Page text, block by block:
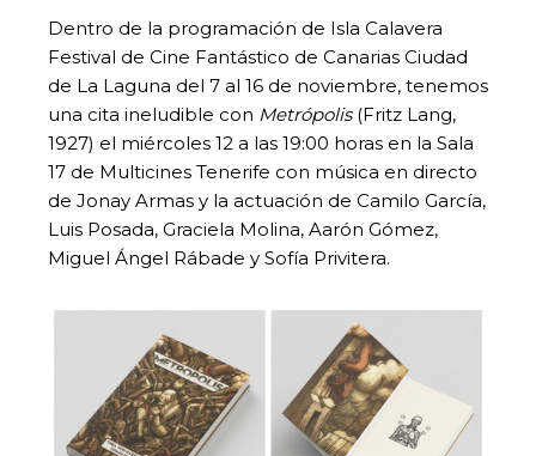
Dentro de la programación de Isla Calavera
Festival de Cine Fantástico de Canarias Ciudad
de La Laguna del 7 al 16 de noviembre, tenemos
una cita ineludible con Metrópolis(Fritz Lang,
1927) el miércoles 12 a las 19:00 horas en la Sala
17 de Multicines Tenerife con música en directo
de Jonay Armas y la actuación de Camilo García,
Luis Posada, Graciela Molina, Aarón Gómez,
Miguel Ángel Rábade y Sofía Privitera.